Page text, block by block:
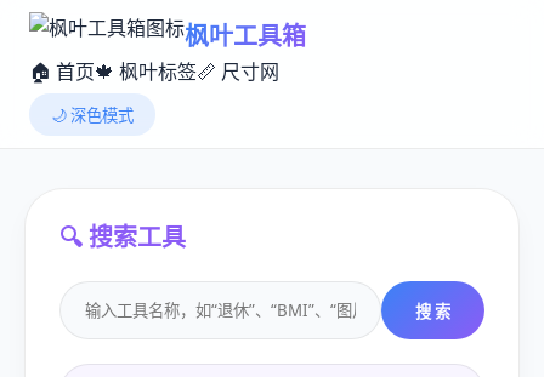
枫叶工具箱
🏠 首页🍁 枫叶标签📏 尺寸网
🌙 深色模式
🔍 搜索工具
搜 索